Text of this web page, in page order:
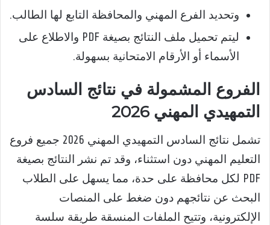
وتحديد الفرع المهني والمحافظة التابع لها الطالب.
ليتم تحميل ملف النتائج بصيغة PDF والاطلاع على
الأسماء أو الأرقام الامتحانية بسهولة.
الفروع المشمولة في نتائج السادس
التمهيدي المهني 2026
تشمل نتائج السادس التمهيدي المهني 2026 جميع فروع
التعليم المهني دون استثناء، وقد تم نشر النتائج بصيغة
PDF لكل محافظة على حدة، مما يسهل على الطلاب
البحث عن نتائجهم دون ضغط على المنصات
الإلكترونية، وتتيح الملفات المنسقة طريقة سلسة